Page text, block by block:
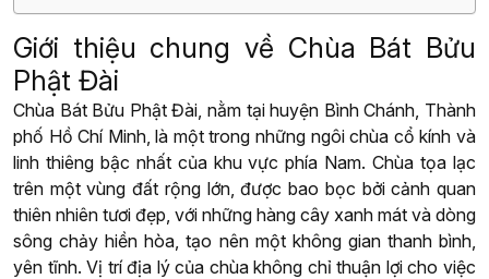
Giới thiệu chung về Chùa Bát Bửu
Phật Đài
Chùa Bát Bửu Phật Đài, nằm tại huyện Bình Chánh, Thành
phố Hồ Chí Minh, là một trong những ngôi chùa cổ kính và
linh thiêng bậc nhất của khu vực phía Nam. Chùa tọa lạc
trên một vùng đất rộng lớn, được bao bọc bởi cảnh quan
thiên nhiên tươi đẹp, với những hàng cây xanh mát và dòng
sông chảy hiền hòa, tạo nên một không gian thanh bình,
yên tĩnh. Vị trí địa lý của chùa không chỉ thuận lợi cho việc